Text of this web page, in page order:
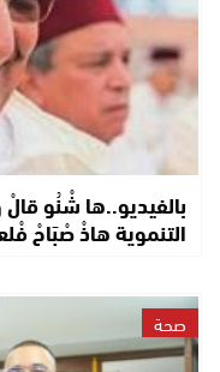
بالفيديو..ها شْنُو
التنموية هاذْ صْبَاحْ
صحة